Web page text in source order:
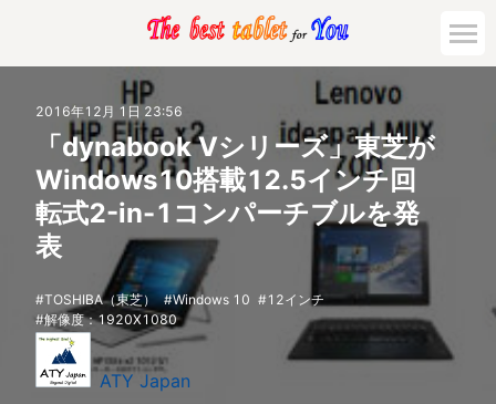
活用対策と事例
主要機種の比較
ゲーミング
2016年12月 1日 23:56
「dynabook Vシリーズ」東芝が
Windows10搭載12.5インチ回
転式2-in-1コンパーチブルを発
表
TOSHIBA（東芝） Windows 10
12インチ
解像度：1920X1080
ATY Japan